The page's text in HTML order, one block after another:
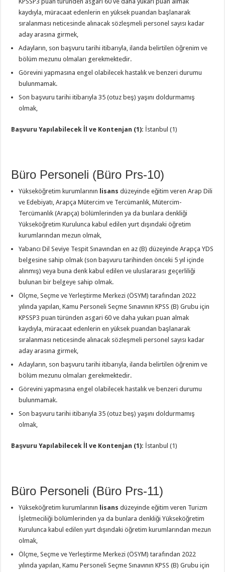
kaydıyla, müracaat edenlerin en yüksek puandan başlanarak
sıralanması neticesinde alınacak sözleşmeli personel sayısı kadar
aday arasına girmek,
Adayların, son başvuru tarihi itibarıyla, ilanda belirtilen öğrenim ve
bölüm mezunu olmaları gerekmektedir.
Görevini yapmasına engel olabilecek hastalık ve benzeri durumu
bulunmamak.
Son başvuru tarihi itibarıyla 35 (otuz beş) yaşını doldurmamış
olmak,
Başvuru Yapılabilecek İl ve Kontenjan (1): İstanbul (1)
Büro Personeli (Büro Prs-10)
Yükseköğretim kurumlarının lisansdüzeyinde eğitim veren Arap Dili
ve Edebiyatı, Arapça Mütercim ve Tercümanlık, Mütercim-
Tercümanlık (Arapça) bölümlerinden ya da bunlara denkliği
Yükseköğretim Kurulunca kabul edilen yurt dışındaki öğretim
kurumlarından mezun olmak,
Yabancı Dil Seviye Tespit Sınavından en az (B) düzeyinde Arapça YDS
belgesine sahip olmak (son başvuru tarihinden önceki 5 yıl içinde
alınmış) veya buna denk kabul edilen ve uluslararası geçerliliği
bulunan bir belgeye sahip olmak.
Ölçme, Seçme ve Yerleştirme Merkezi (ÖSYM) tarafından 2022
yılında yapılan, Kamu Personeli Seçme Sınavının KPSS (B) Grubu için
KPSSP3 puan türünden asgari 60 ve daha yukarı puan almak
kaydıyla, müracaat edenlerin en yüksek puandan başlanarak
sıralanması neticesinde alınacak sözleşmeli personel sayısı kadar
aday arasına girmek,
Adayların, son başvuru tarihi itibarıyla, ilanda belirtilen öğrenim ve
bölüm mezunu olmaları gerekmektedir.
Görevini yapmasına engel olabilecek hastalık ve benzeri durumu
bulunmamak.
Son başvuru tarihi itibarıyla 35 (otuz beş) yaşını doldurmamış
olmak,
Başvuru Yapılabilecek İl ve Kontenjan (1): İstanbul (1)
Büro Personeli (Büro Prs-11)
Yükseköğretim kurumlarının lisansdüzeyinde eğitim veren Turizm
İşletmeciliği bölümlerinden ya da bunlara denkliği Yükseköğretim
Kurulunca kabul edilen yurt dışındaki öğretim kurumlarından mezun
olmak,
Ölçme, Seçme ve Yerleştirme Merkezi (ÖSYM) tarafından 2022
yılında yapılan, Kamu Personeli Seçme Sınavının KPSS (B) Grubu için